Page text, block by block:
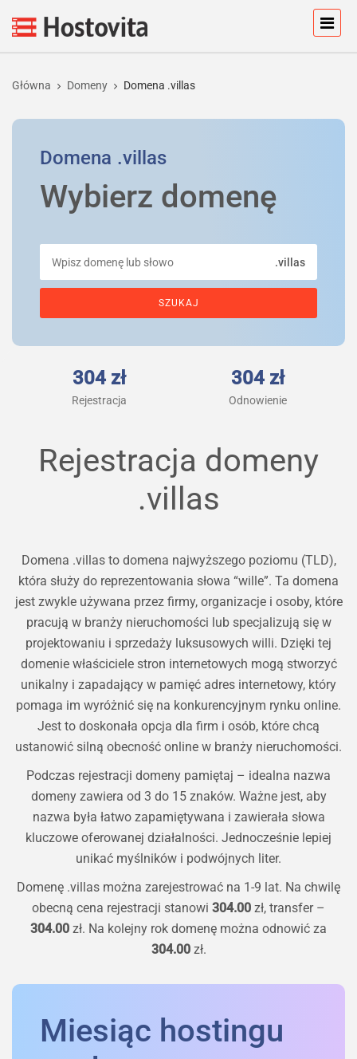
Główna Domeny Domena .villas
Domena .villas
Wybierz domenę
.villas
304 zł
Rejestracja
304 zł
Odnowienie
Rejestracja domeny
.villas
Domena .villas to domena najwyższego poziomu (TLD),
która służy do reprezentowania słowa “wille”. Ta domena
jest zwykle używana przez firmy, organizacje i osoby, które
pracują w branży nieruchomości lub specjalizują się w
projektowaniu i sprzedaży luksusowych willi. Dzięki tej
domenie właściciele stron internetowych mogą stworzyć
unikalny i zapadający w pamięć adres internetowy, który
pomaga im wyróżnić się na konkurencyjnym rynku online.
Jest to doskonała opcja dla firm i osób, które chcą
ustanowić silną obecność online w branży nieruchomości.
Podczas rejestracji domeny pamiętaj – idealna nazwa
domeny zawiera od 3 do 15 znaków. Ważne jest, aby
nazwa była łatwo zapamiętywana i zawierała słowa
kluczowe oferowanej działalności. Jednocześnie lepiej
unikać myślników i podwójnych liter.
Domenę .villas można zarejestrować na 1-9 lat. Na chwilę
obecną cena rejestracji stanowi 304.00 zł, transfer –
304.00 zł. Na kolejny rok domenę można odnowić za
304.00zł.
Miesiąc hostingu